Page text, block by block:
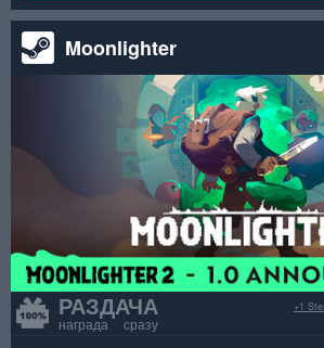
Moonlighter
РАЗДАЧА
награда сразу
+1